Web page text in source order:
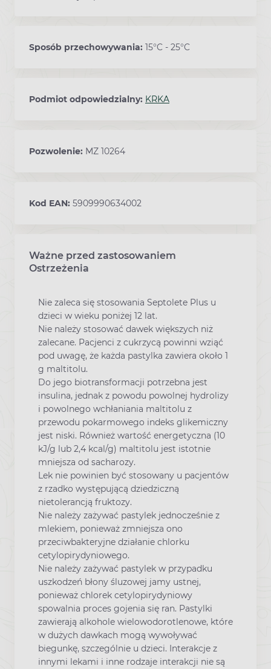
Sposób przechowywania: 15°C - 25°C
Podmiot odpowiedzialny: KRKA
Pozwolenie: MZ 10264
Kod EAN: 5909990634002
Ważne przed zastosowaniem
Ostrzeżenia
Nie zaleca się stosowania Septolete Plus u
dzieci w wieku poniżej 12 lat.
Nie należy stosować dawek większych niż
zalecane. Pacjenci z cukrzycą powinni wziąć
pod uwagę, że każda pastylka zawiera około 1
g maltitolu.
Do jego biotransformacji potrzebna jest
insulina, jednak z powodu powolnej hydrolizy
i powolnego wchłaniania maltitolu z
przewodu pokarmowego indeks glikemiczny
jest niski. Również wartość energetyczna (10
kJ/g lub 2,4 kcal/g) maltitolu jest istotnie
mniejsza od sacharozy.
Lek nie powinien być stosowany u pacjentów
z rzadko występującą dziedziczną
nietolerancją fruktozy.
Nie należy zażywać pastylek jednocześnie z
mlekiem, ponieważ zmniejsza ono
przeciwbakteryjne działanie chlorku
cetylopirydyniowego.
Nie należy zażywać pastylek w przypadku
uszkodzeń błony śluzowej jamy ustnej,
ponieważ chlorek cetylopirydyniowy
spowalnia proces gojenia się ran. Pastylki
zawierają alkohole wielowodorotlenowe, które
w dużych dawkach mogą wywoływać
biegunkę, szczególnie u dzieci. Interakcje z
innymi lekami i inne rodzaje interakcji nie są